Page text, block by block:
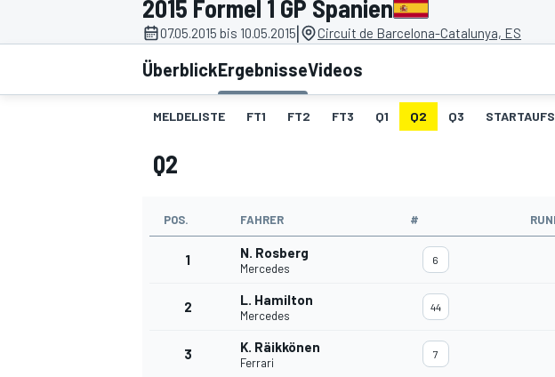
MOTOGP
2015 Formel 1 GP Spanien
07.05.2015 bis 10.05.2015| Circuit de Barcelona-Catalunya, ES
ÜberblickErgebnisseVideos
MELDELISTE FT1 FT2 FT3 Q1 Q2 Q3
Q2
POS. FAHRER #
1 N. Rosberg
Mercedes
6
2 L. Hamilton
Mercedes
44
3 K. Räikkönen
Ferrari
7